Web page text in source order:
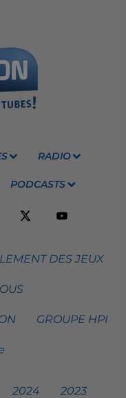
RADIO
PODCASTS
DES JEUX
GROUPE HPI
2024 2023